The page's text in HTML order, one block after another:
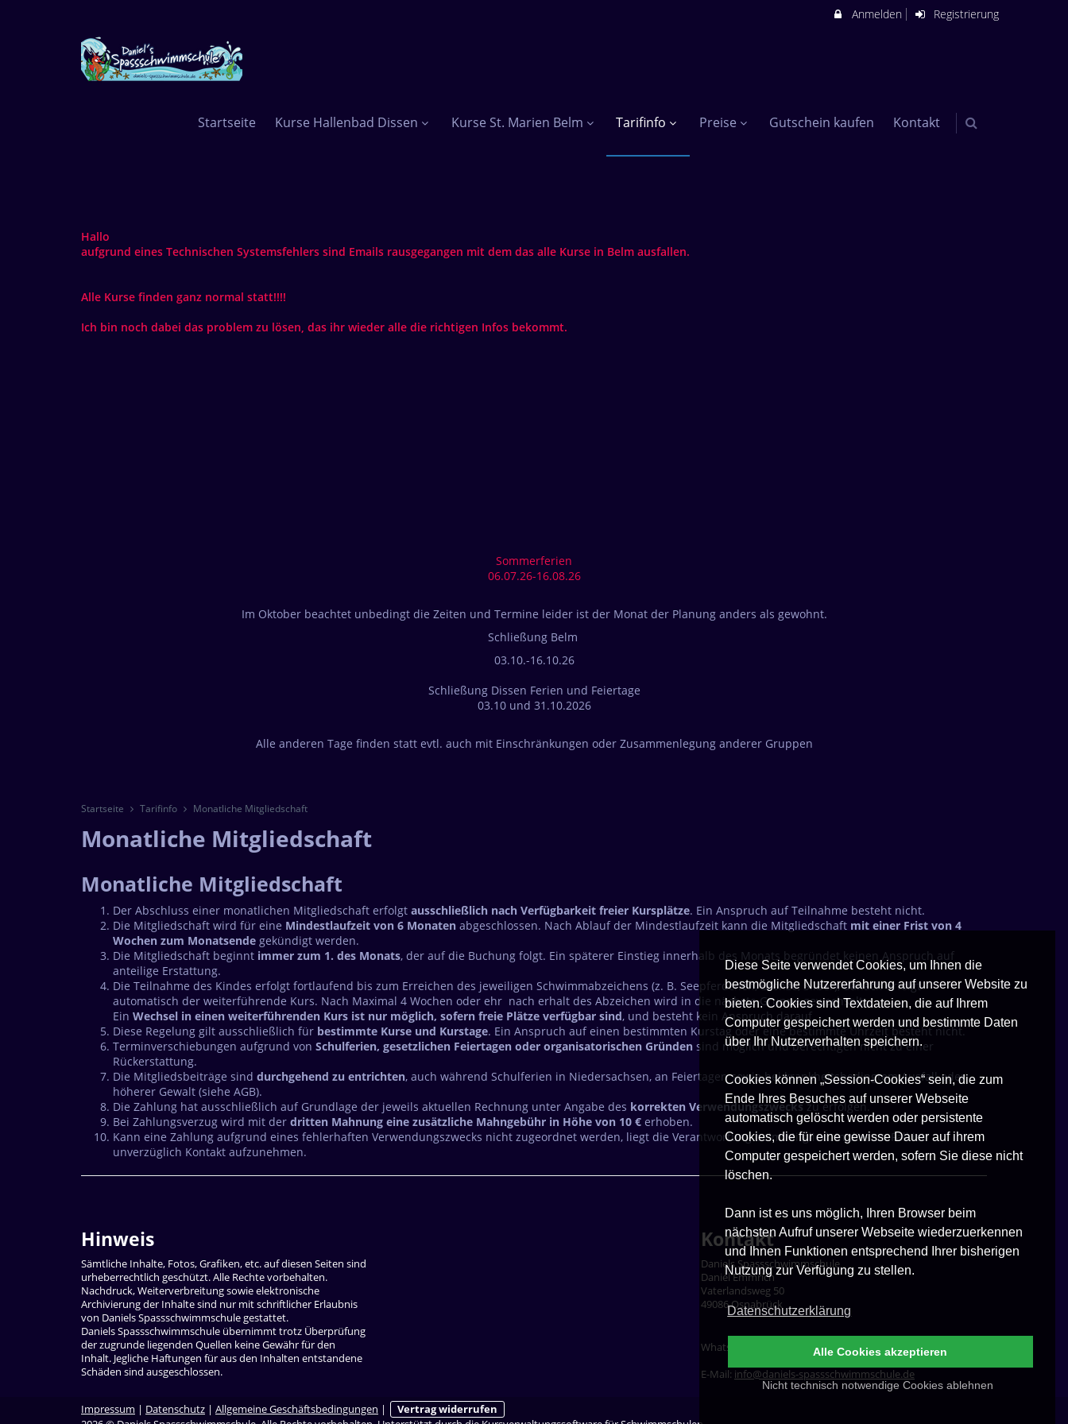
Diese Seite verwendet Cookies, um Ihnen die
bestmögliche Nutzererfahrung auf unserer Website zu
bieten. Cookies sind Textdateien, die auf Ihrem
Computer gespeichert werden und bestimmte Daten
über Ihr Nutzerverhalten speichern.
Cookies können „Session-Cookies“ sein, die zum
Ende Ihres Besuches auf unserer Webseite
automatisch gelöscht werden oder persistente
Cookies, die für eine gewisse Dauer auf ihrem
Computer gespeichert werden, sofern Sie diese nicht
löschen.
Dann ist es uns möglich, Ihren Browser beim
nächsten Aufruf unserer Webseite wiederzuerkennen
und Ihnen Funktionen entsprechend Ihrer bisherigen
Nutzung zur Verfügung zu stellen.
Datenschutzerklärung
Nicht technisch notwendige Cookies ablehnen
Alle Cookies akzeptieren
Anmelden Registrierung
Startseite Kurse Hallenbad Dissen Kurse St. Marien Belm Tarifinfo Preise Gutschein kaufen Kontakt
Hallo
aufgrund eines Technischen Systemsfehlers sind Emails rausgegangen mit dem das alle Kurse in Belm ausfallen.
Alle Kurse finden ganz normal statt!!!!
Ich bin noch dabei das problem zu lösen, das ihr wieder alle die richtigen Infos bekommt.
Sommerferien
06.07.26-16.08.26
Im Oktober beachtet unbedingt die Zeiten und Termine leider ist der Monat der Planung anders als gewohnt.
Schließung Belm
03.10.-16.10.26
Schließung Dissen Ferien und Feiertage
03.10 und 31.10.2026
Alle anderen Tage finden statt evtl. auch mit Einschränkungen oder Zusammenlegung anderer Gruppen
Startseite Tarifinfo Monatliche Mitgliedschaft
Monatliche Mitgliedschaft
Monatliche Mitgliedschaft
Der Abschluss einer monatlichen Mitgliedschaft erfolgt ausschließlich nach Verfügbarkeit freier Kursplätze. Ein Anspruch auf Teilnahme besteht nicht.
Die Mitgliedschaft wird für eine Mindestlaufzeit von 6 Monaten abgeschlossen. Nach Ablauf der Mindestlaufzeit kann die Mitgliedschaft mit einer Frist von 4
Wochen zum Monatsende gekündigt werden.
Die Mitgliedschaft beginnt immer zum 1. des Monats, der auf die Buchung folgt. Ein späterer Einstieg innerhalb des Monats begründet keinen Anspruch auf
anteilige Erstattung.
Die Teilnahme des Kindes erfolgt fortlaufend bis zum Erreichen des jeweiligen Schwimmabzeichens (z. B. Seepferdchen, Bronze, Silber), danach erfolgt
automatisch der weiterführende Kurs. Nach Maximal 4 Wochen oder ehr nach erhalt des Abzeichen wird in die nächste Gruppe gewechselt.
Ein Wechsel in einen weiterführenden Kurs ist nur möglich, sofern freie Plätze verfügbar sind, und besteht kein Anspruch darauf.
Diese Regelung gilt ausschließlich für bestimmte Kurse und Kurstage. Ein Anspruch auf einen bestimmten Kurstag oder eine bestimmte Uhrzeit besteht nicht.
Terminverschiebungen aufgrund von Schulferien, gesetzlichen Feiertagen oder organisatorischen Gründen sind möglich und berechtigen nicht zu einer
Rückerstattung.
Die Mitgliedsbeiträge sind durchgehend zu entrichten, auch während Schulferien in Niedersachsen, an Feiertagen sowie bei krankheitsbedingtem Ausfall oder
höherer Gewalt (siehe AGB).
Die Zahlung hat ausschließlich auf Grundlage der jeweils aktuellen Rechnung unter Angabe des korrekten Verwendungszweckszu erfolgen.
Bei Zahlungsverzug wird mit der dritten Mahnung eine zusätzliche Mahngebühr in Höhe von 10 € erhoben.
Kann eine Zahlung aufgrund eines fehlerhaften Verwendungszwecks nicht zugeordnet werden, liegt die Verantwortung beim Mitglied. In diesem Fall ist
unverzüglich Kontakt aufzunehmen.
Hinweis
Sämtliche Inhalte, Fotos, Grafiken, etc. auf diesen Seiten sind
urheberrechtlich geschützt. Alle Rechte vorbehalten.
Nachdruck, Weiterverbreitung sowie elektronische
Archivierung der Inhalte sind nur mit schriftlicher Erlaubnis
von Daniels Spassschwimmschule gestattet.
Daniels Spassschwimmschule übernimmt trotz Überprüfung
der zugrunde liegenden Quellen keine Gewähr für den
Inhalt. Jegliche Haftungen für aus den Inhalten entstandene
Schäden sind ausgeschlossen.
Kontakt
Daniels Spassschwimmschule
Daniel Emmrich
Vaterlandsweg 50
49086 Osnabrück
Whatsapp:
0176 - 55 17 83 63
E-Mail: info@daniels-spassschwimmschule.de
Impressum | Datenschutz | Allgemeine Geschäftsbedingungen |
Vertrag widerrufen